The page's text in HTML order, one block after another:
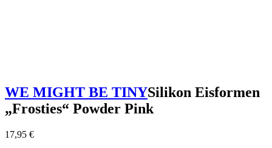
WE MIGHT BE TINYSilikon Eisformen
„Frosties“ Powder Pink
17,95 €